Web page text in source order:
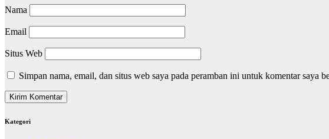
Nama
Email
Situs Web
Simpan nama, email, dan situs web saya pada peramban ini untuk komentar saya
Kategori